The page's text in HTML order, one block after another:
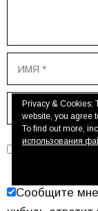
Email
Сохранить
браузере
Сообщите мне
Privacy & Cookies:
website, you agree
To find out more,
использования